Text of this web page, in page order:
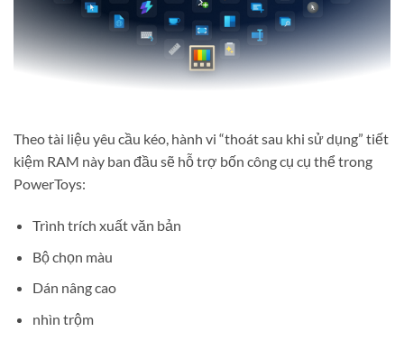
Theo tài liệu yêu cầu kéo, hành vi “thoát sau khi sử dụng” tiết
kiệm RAM này ban đầu sẽ hỗ trợ bốn công cụ cụ thể trong
PowerToys:
Trình trích xuất văn bản
Bộ chọn màu
Dán nâng cao
nhìn trộm